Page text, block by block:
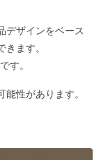
デザインをベース
ます。
す。
性があります。